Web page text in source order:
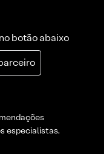
botão abaixo
especialistas.